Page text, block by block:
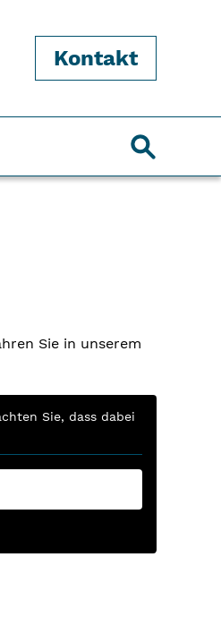
Kontakt
Sie in unserem
Sie, dass dabei